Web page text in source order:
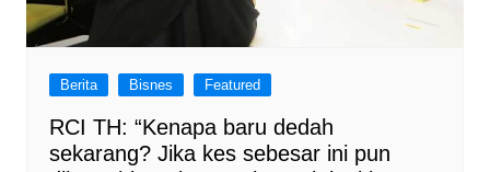
Berita Bisnes Featured
RCI TH: “Kenapa baru dedah
sekarang? Jika kes sebesar ini pun